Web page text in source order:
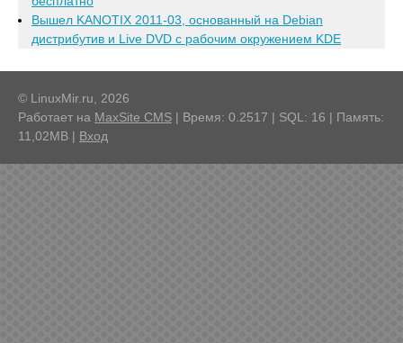
Вышел KANOTIX 2011-03, основанный на Debian
дистрибутив и Live DVD с рабочим окружением KDE
© LinuxMir.ru, 2026
Работает на MaxSite CMS | Время: 0.2517 | SQL: 16 | Память:
11,02MB | Вход